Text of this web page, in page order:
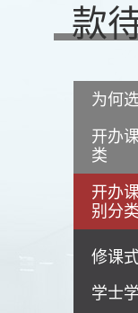
款
为何
开办
类
开办
别分类
修课
学士